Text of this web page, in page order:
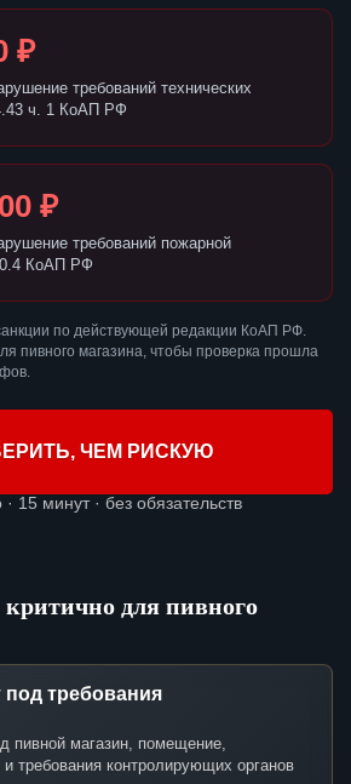
₽
требований технических
ч. 1 КоАП РФ
₽
требований пожарной
КоАП РФ
по действующей редакции КоАП РФ.
пивного магазина, чтобы проверка прошла
ЧЕМ РИСКУЮ
15 минут · без обязательств
для пивного
под требования
пивной магазин, помещение,
и требования контролирующих органов